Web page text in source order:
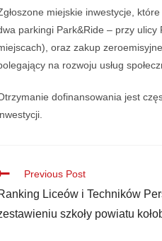
miejskie inwestycje,
parkingi Park&Ride – przy
oraz zakup
na rozwoju usług
dofinansowania jest
Previous Post
Liceów i Techników
szkoły powiatu